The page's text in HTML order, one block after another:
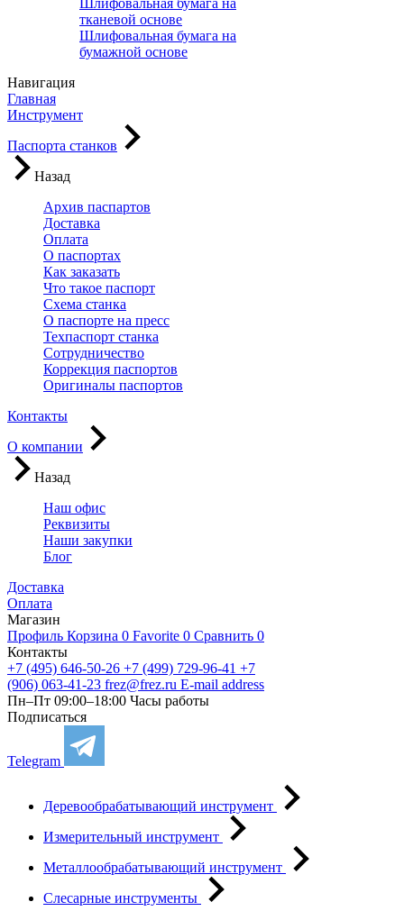
Шлифовальная бумага на
тканевой основе
Шлифовальная бумага на
бумажной основе
Навигация
Главная
Инструмент
Паспорта станков
Назад
Архив паспартов
Доставка
Оплата
О паспортах
Как заказать
Что такое паспорт
Схема станка
О паспорте на пресс
Техпаспорт станка
Сотрудничество
Коррекция паспортов
Оригиналы паспортов
Контакты
О компании
Назад
Наш офис
Реквизиты
Наши закупки
Блог
Доставка
Оплата
Магазин
Профиль Корзина 0 Favorite 0 Сравнить 0
Контакты
+7 (495) 646-50-26 +7 (499) 729-96-41 +7
(906) 063-41-23 frez@frez.ru E-mail address
Пн–Пт 09:00–18:00 Часы работы
Подписаться
Telegram
Деревообрабатывающий инструмент
Измерительный инструмент
Металлообрабатывающий инструмент
Слесарные инструменты